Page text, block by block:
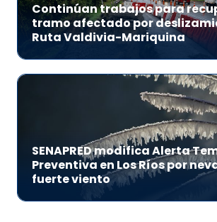
Continúan trabajos para
tramo afectado por
Ruta Valdivia-Mariquina
SENAPRED modifica Alerta
Preventiva en Los Ríos por
fuerte viento